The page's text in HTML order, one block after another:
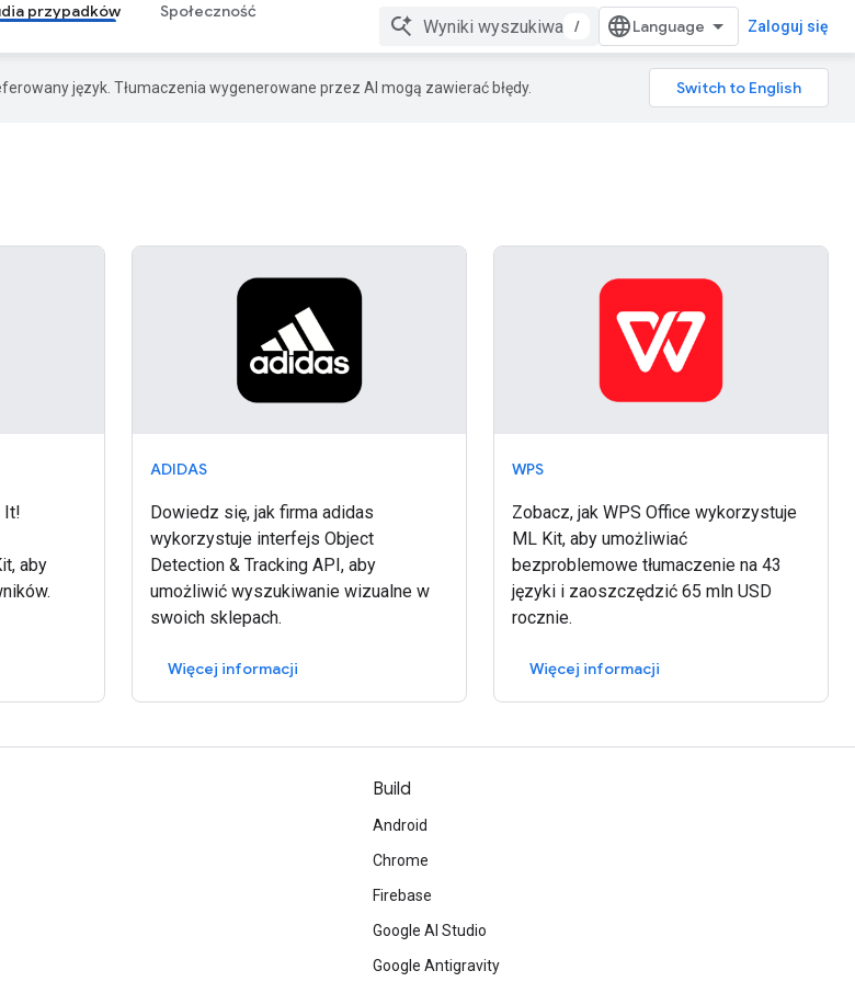
przypadków Społeczność
/ Zaloguj się
język. Tłumaczenia wygenerowane przez AI mogą zawierać błędy.
It!
aby
ADIDAS
Dowiedz się, jak firma adidas
wykorzystuje interfejs Object
Detection & Tracking API, aby
umożliwić wyszukiwanie wizualne w
swoich sklepach.
Więcej informacji
WPS
Zobacz, jak WPS Office wykorzystuje
ML Kit, aby umożliwiać
bezproblemowe tłumaczenie na 43
języki i zaoszczędzić 65 mln USD
rocznie.
Więcej informacji
Build
Android
Chrome
Firebase
Google AI Studio
Google Antigravity